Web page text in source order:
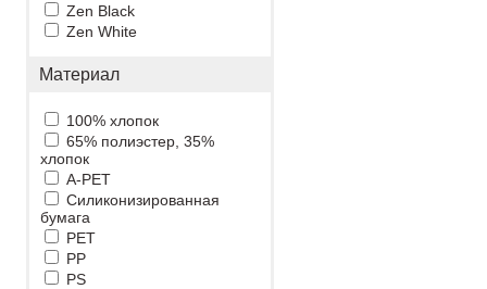
Zen Black
Zen White
Материал
100% хлопок
65% полиэстер, 35%
хлопок
A-PET
Cиликонизированная
бумага
PET
PP
PS